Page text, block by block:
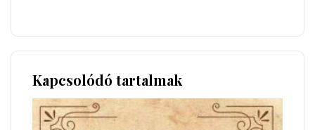
Kapcsolódó tartalmak